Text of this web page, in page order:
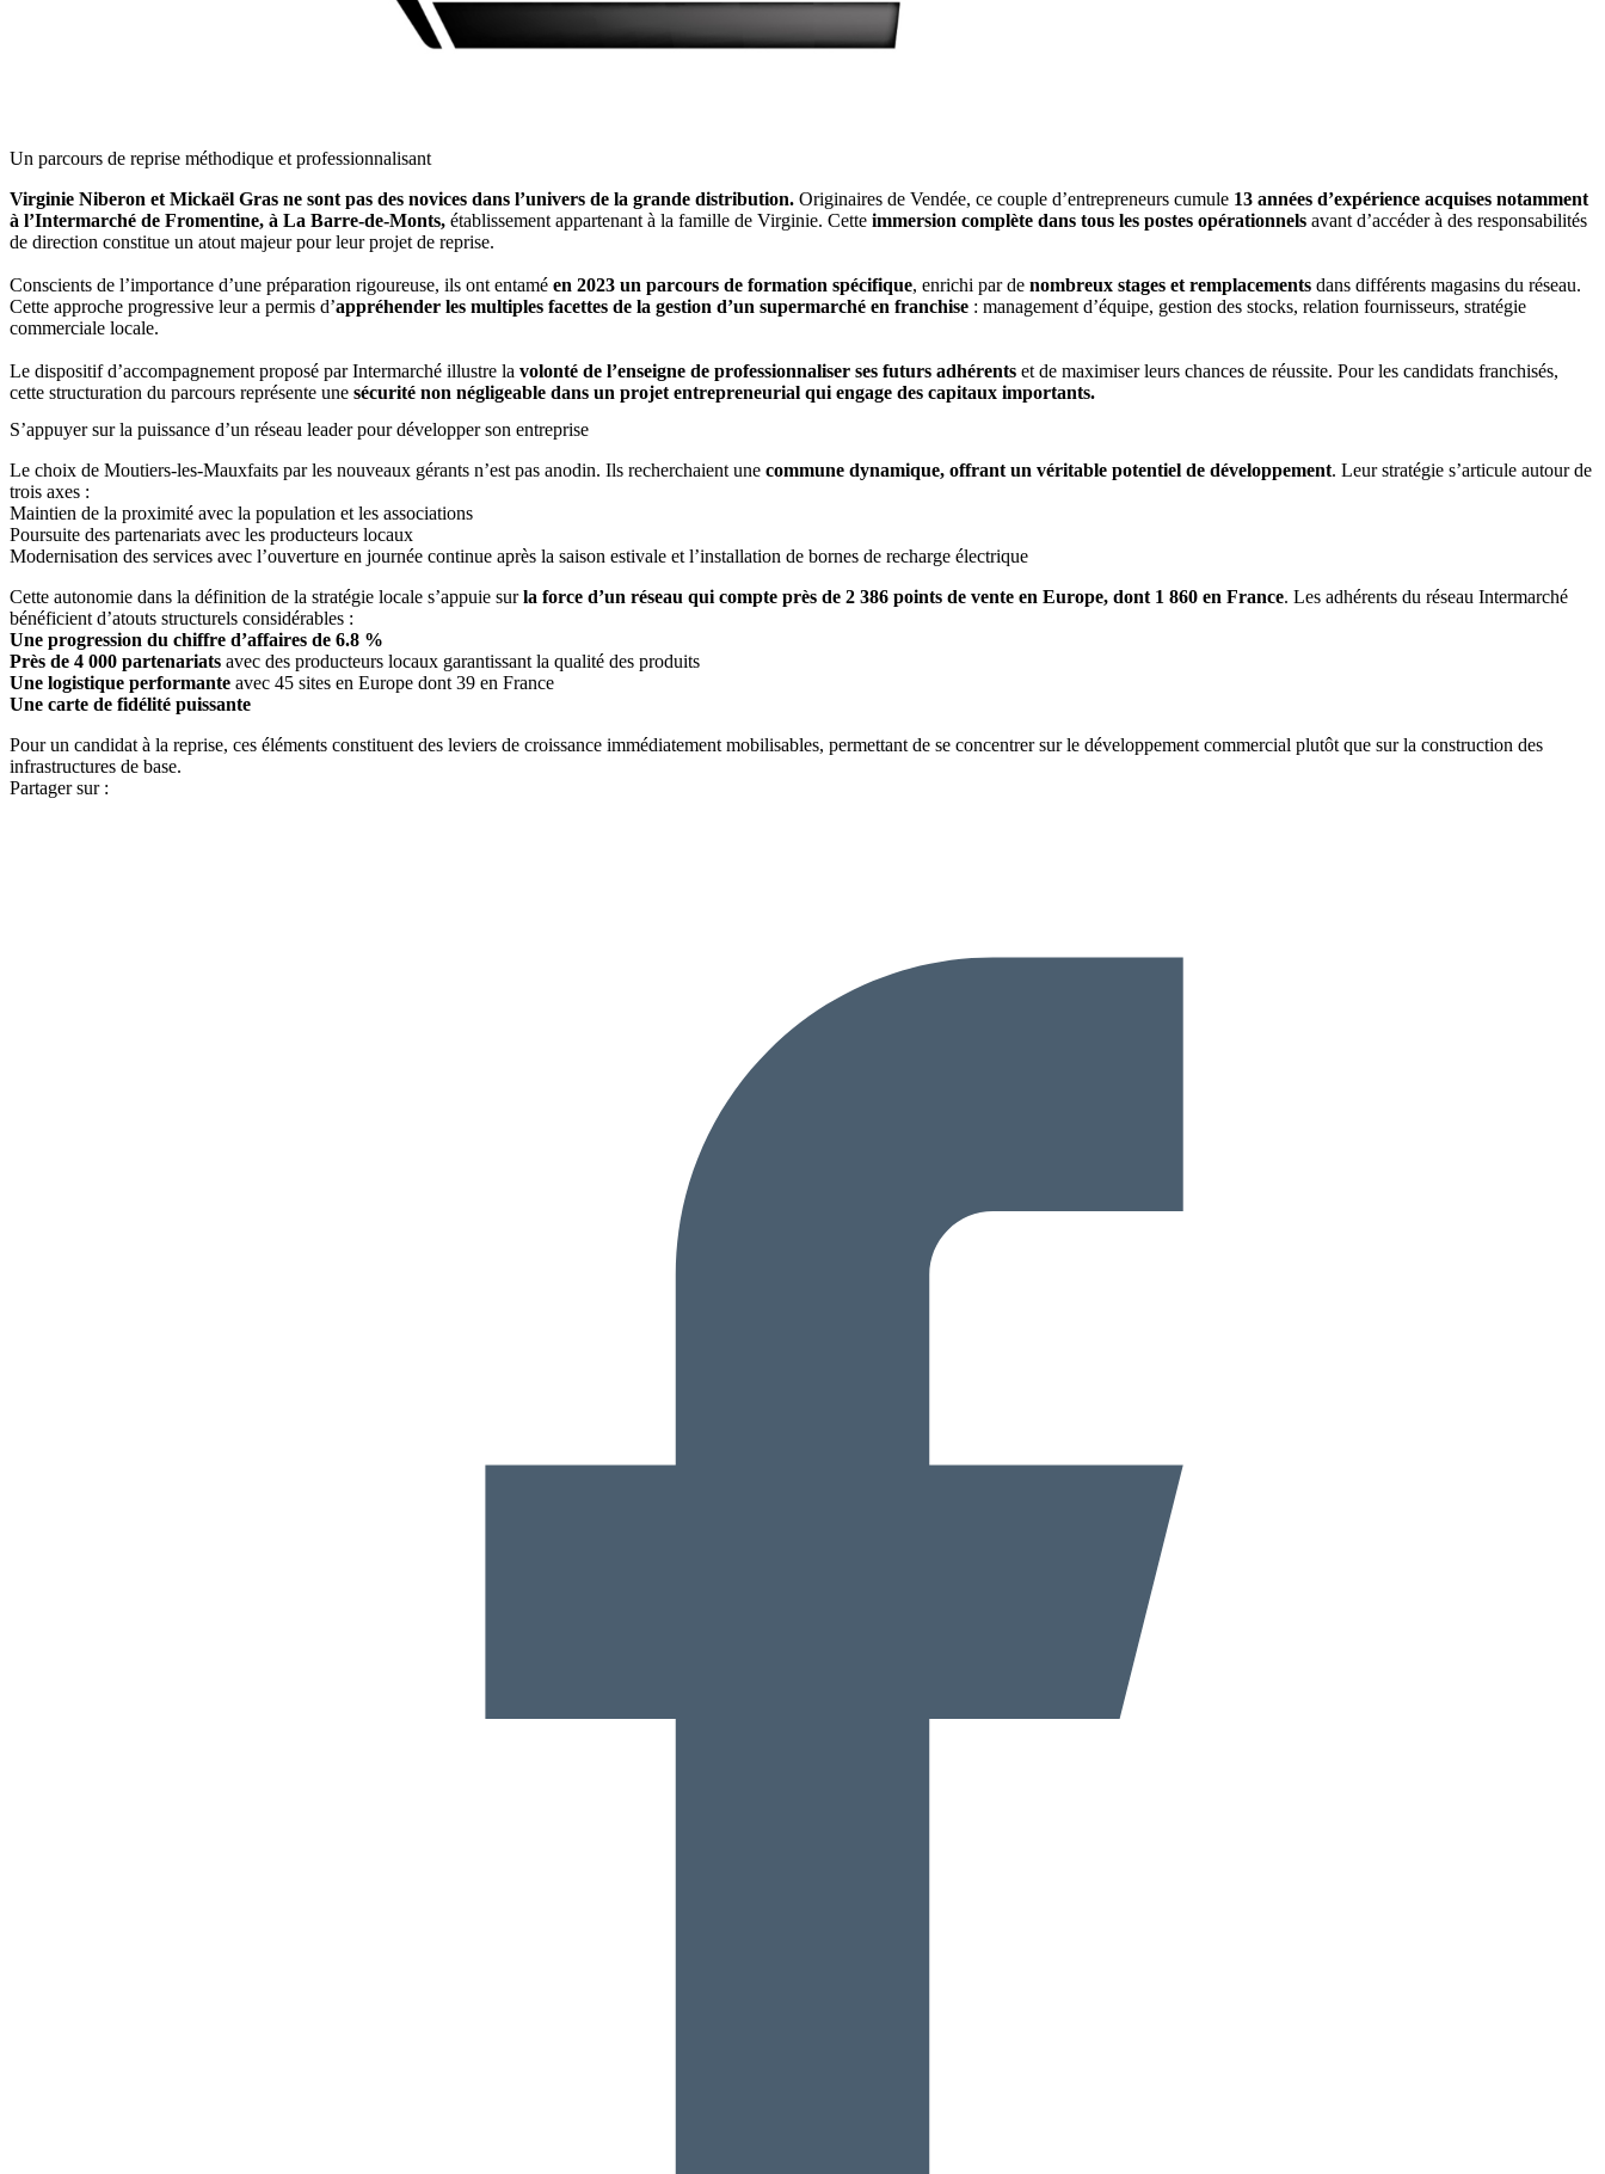
Un parcours de reprise méthodique et professionnalisant
Virginie Niberon et Mickaël Gras ne sont pas des novices dans l’univers de la grande distribution. Originaires de Vendée, ce couple d’entrepreneurs cumule 13 années d’expérience acquises notamment
à l’Intermarché de Fromentine, à La Barre-de-Monts, établissement appartenant à la famille de Virginie. Cette immersion complète dans tous les postes opérationnels avant d’accéder à des responsabilités
de direction constitue un atout majeur pour leur projet de reprise.
Conscients de l’importance d’une préparation rigoureuse, ils ont entamé en 2023 un parcours de formation spécifique, enrichi par de nombreux stages et remplacements dans différents magasins du réseau.
Cette approche progressive leur a permis d’appréhender les multiples facettes de la gestion d’un supermarché en franchise : management d’équipe, gestion des stocks, relation fournisseurs, stratégie
commerciale locale.
Le dispositif d’accompagnement proposé par Intermarché illustre la volonté de l’enseigne de professionnaliser ses futurs adhérents et de maximiser leurs chances de réussite. Pour les candidats franchisés,
cette structuration du parcours représente une sécurité non négligeable dans un projet entrepreneurial qui engage des capitaux importants.
S’appuyer sur la puissance d’un réseau leader pour développer son entreprise
Le choix de Moutiers-les-Mauxfaits par les nouveaux gérants n’est pas anodin. Ils recherchaient une commune dynamique, offrant un véritable potentiel de développement. Leur stratégie s’articule autour de
trois axes :
Maintien de la proximité avec la population et les associations
Poursuite des partenariats avec les producteurs locaux
Modernisation des services avec l’ouverture en journée continue après la saison estivale et l’installation de bornes de recharge électrique
Cette autonomie dans la définition de la stratégie locale s’appuie surla force d’un réseau qui compte près de 2 386 points de vente en Europe, dont 1 860 en France. Les adhérents du réseau Intermarché
bénéficient d’atouts structurels considérables :
Une progression du chiffre d’affaires de 6.8 %
Près de 4 000 partenariats avec des producteurs locaux garantissant la qualité des produits
Une logistique performante avec 45 sites en Europe dont 39 en France
Une carte de fidélité puissante
Pour un candidat à la reprise, ces éléments constituent des leviers de croissance immédiatement mobilisables, permettant de se concentrer sur le développement commercial plutôt que sur la construction des
infrastructures de base.
Partager sur :